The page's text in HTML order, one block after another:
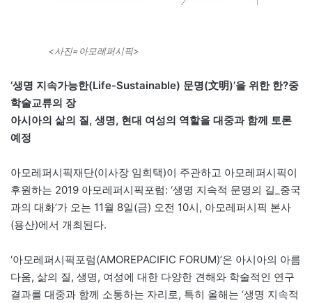
<사진=아모레퍼시픽>
‘생명 지속가능한(Life-Sustainable) 문명(文明)’을 위한 한?중
학술교류의 장
아시아의 삶의 질, 생명, 현대 여성의 역할을 대중과 함께 토론
예정
아모레퍼시픽재단(이사장 임희택)이 주관하고 아모레퍼시픽이
후원하는 2019 아모레퍼시픽포럼: ‘생명 지속적 문명의 길_중국
과의 대화’가 오는 11월 8일(금) 오전 10시, 아모레퍼시픽 본사
(용산)에서 개최된다.
‘아모레퍼시픽포럼(AMOREPACIFIC FORUM)’은 아시아의 아름
다움, 삶의 질, 생명, 여성에 대한 다양한 견해와 학술적인 연구
결과를 대중과 함께 소통하는 자리로, 특히 올해는 ‘생명 지속적